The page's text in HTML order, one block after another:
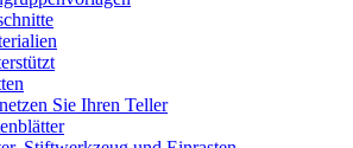
Sie Ihren Teller